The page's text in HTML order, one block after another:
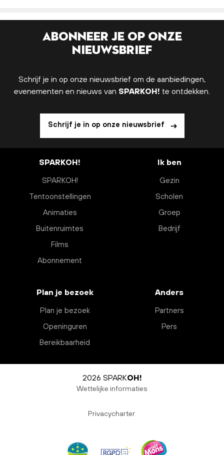
Abonneer je op onze
nieuwsbrief
Schrijf je in op onze nieuwsbrief om de aanbiedingen,
evenementen en nieuws van SPARKOH! te ontdekken.
Schrijf je in op onze nieuwsbrief
SPARKOH!
SPARKOH!
Tentoonstellingen
Animaties
Buitenruimtes
Films
Abonnement
Ik ben
Gezin
Scholen
Groep
Bedrijf
Plan je bezoek
Plan je bezoek
Openinguren
Bereikbaarheid
Anders
Partners
Pers
2026 SPARKOH!
Wettelijke informaties
Privacycharter